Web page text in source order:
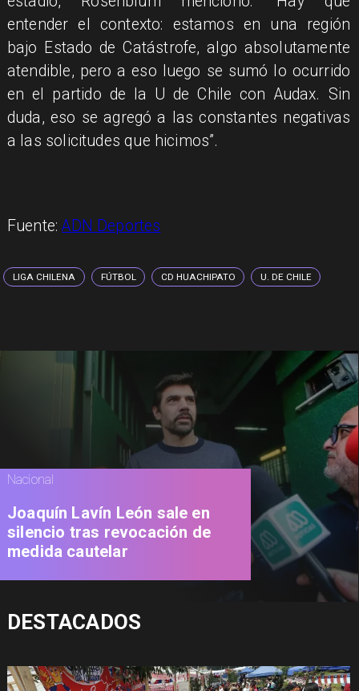
entender el contexto: estamos en una región
bajo Estado de Catástrofe, algo absolutamente
atendible, pero a eso luego se sumó lo ocurrido
en el partido de la U de Chile con Audax. Sin
duda, eso se agregó a las constantes negativas
a las solicitudes que hicimos”.
Fuente:ADN Deportes
LIGA CHILENA FÚTBOL CD HUACHIPATO U. DE CHILE
Nacional
Joaquín Lavín León sale en
silencio tras revocación de
medida cautelar
DESTACADOS